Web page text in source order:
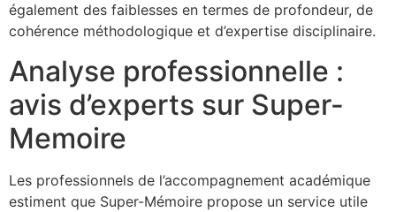
également des faiblesses en termes de profondeur, de
cohérence méthodologique et d’expertise disciplinaire.
Analyse professionnelle :
avis d’experts sur Super-
Memoire
Les professionnels de l’accompagnement académique
estiment que Super-Mémoire propose un service utile